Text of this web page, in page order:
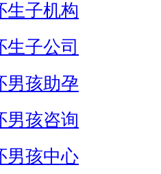
生子机构
生子公司
男孩助孕
男孩咨询
男孩中心